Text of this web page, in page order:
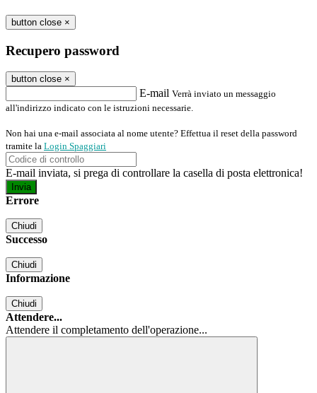
button close ×
Recupero password
button close ×
E-mail Verrà inviato un messaggio
all'indirizzo indicato con le istruzioni necessarie.
Non hai una e-mail associata al nome utente? Effettua il reset della password
tramite la Login Spaggiari
E-mail inviata, si prega di controllare la casella di posta elettronica!
Errore
Chiudi
Successo
Chiudi
Informazione
Chiudi
Attendere...
Attendere il completamento dell'operazione...